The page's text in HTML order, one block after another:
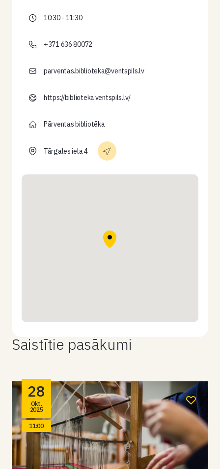
10:30 - 11:30
+371 636 80072
parventas.biblioteka@ventspils.lv
https://biblioteka.ventspils.lv/
Pārventas bibliotēka
Tārgales iela 4
Saistītie pasākumi
28
Okt.
2025
11:00